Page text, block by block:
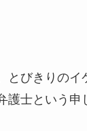
とびきりのイ
護士という申